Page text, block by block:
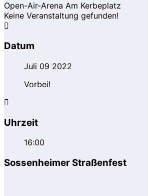
Open-Air-Arena Am Kerbeplatz
Keine Veranstaltung gefunden!
Datum
Juli 09 2022
Vorbei!
Uhrzeit
16:00
Sossenheimer Straßenfest